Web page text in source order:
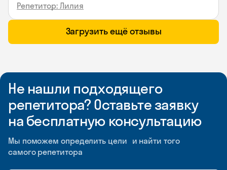
Репетитор: Лилия
Загрузить ещё отзывы
Не нашли подходящего
репетитора? Оставьте заявку
на бесплатную консультацию
Мы поможем определить цели и найти того
самого репетитора